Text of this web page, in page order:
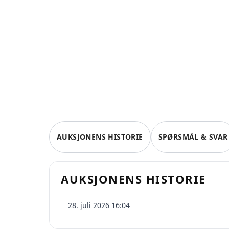
AUKSJONENS HISTORIE SPØRSMÅL & SVAR
AUKSJONENS HISTORIE
28. juli 2026 16:04
På